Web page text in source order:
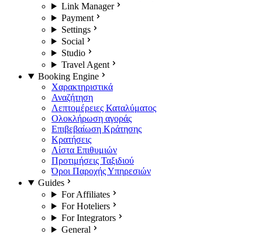
Link Manager
Payment
Settings
Social
Studio
Travel Agent
Booking Engine
Χαρακτηριστικά
Αναζήτηση
Λεπτομέρειες Καταλύματος
Ολοκλήρωση αγοράς
Επιβεβαίωση Κράτησης
Κρατήσεις
Λίστα Επιθυμιών
Προτιμήσεις Ταξιδιού
Όροι Παροχής Υπηρεσιών
Guides
For Affiliates
For Hoteliers
For Integrators
General